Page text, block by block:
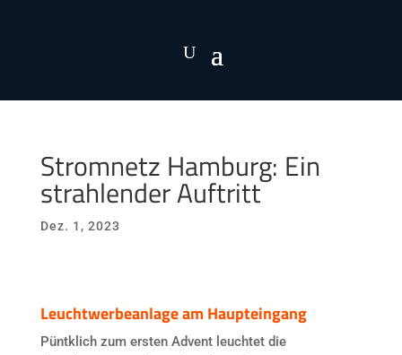
Stromnetz Hamburg: Ein
strahlender Auftritt
Dez. 1, 2023
Leuchtwerbeanlage am Haupteingang
Püntklich zum ersten Advent leuchtet die